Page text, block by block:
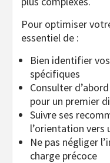
Pour optimiser
essentiel de :
Bien identifier
spécifiques
Consulter
pour un premier
Suivre ses
l’orientation vers
Ne pas négliger
charge précoce